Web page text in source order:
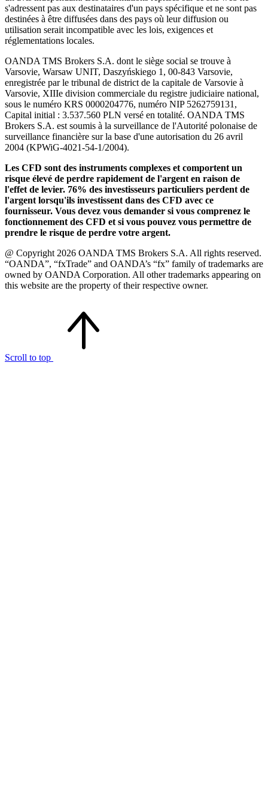
s'adressent pas aux destinataires d'un pays spécifique et ne sont pas
destinées à être diffusées dans des pays où leur diffusion ou
utilisation serait incompatible avec les lois, exigences et
réglementations locales.
OANDA TMS Brokers S.A. dont le siège social se trouve à
Varsovie, Warsaw UNIT, Daszyńskiego 1, 00-843 Varsovie,
enregistrée par le tribunal de district de la capitale de Varsovie à
Varsovie, XIIIe division commerciale du registre judiciaire national,
sous le numéro KRS 0000204776, numéro NIP 5262759131,
Capital initial : 3.537.560 PLN versé en totalité. OANDA TMS
Brokers S.A. est soumis à la surveillance de l'Autorité polonaise de
surveillance financière sur la base d'une autorisation du 26 avril
2004 (KPWiG-4021-54-1/2004).
Les CFD sont des instruments complexes et comportent un
risque élevé de perdre rapidement de l'argent en raison de
l'effet de levier. 76% des investisseurs particuliers perdent de
l'argent lorsqu'ils investissent dans des CFD avec ce
fournisseur. Vous devez vous demander si vous comprenez le
fonctionnement des CFD et si vous pouvez vous permettre de
prendre le risque de perdre votre argent.
@ Copyright 2026 OANDA TMS Brokers S.A. All rights reserved.
“OANDA”, “fxTrade” and OANDA’s “fx” family of trademarks are
owned by OANDA Corporation. All other trademarks appearing on
this website are the property of their respective owner.
Scroll to top